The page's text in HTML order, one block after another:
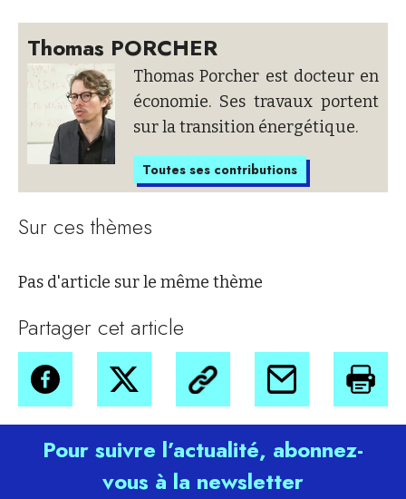
Thomas PORCHER
Thomas Porcher est docteur en
économie. Ses travaux portent
sur la transition énergétique.
Toutes ses contributions
Sur ces thèmes
Pas d'article sur le même thème
Partager cet article
Pour suivre l’actualité, abonnez-
vous à la newsletter